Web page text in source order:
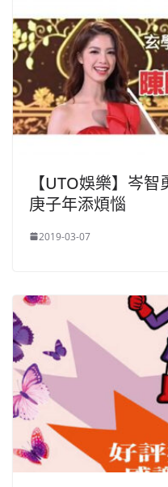
【UTO娛樂】岑
庚子年添煩惱
2019-03-07